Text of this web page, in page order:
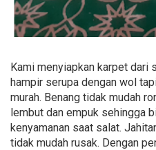
Kami menyiapkan karpet dari
hampir serupa dengan wol
murah. Benang tidak mudah
lembut dan empuk sehingga
kenyamanan saat salat.
tidak mudah rusak. Dengan